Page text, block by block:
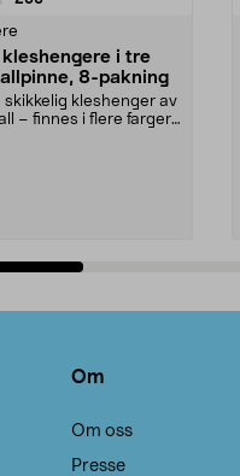
i tre
8-pakning
skikkelig kleshenger av
– finnes i flere farger.
Om
Om oss
Presse